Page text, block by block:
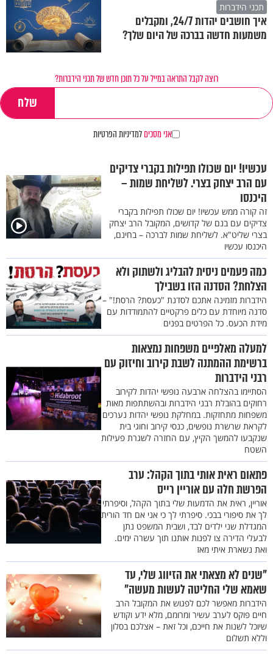
תכני הידברות
איך חושבים יהדות 24/7, ומקבלים
משמעות חדשה בברכה של היום שלך?
רוצה לקבל התראה במייל על כל תוכן חדש של תכני הידברות?
אני מסכיםלמדיניות הפרטיות
עכשיו! יום שכולו תפילות בקברי צדיקים
עם הרב יצחק בצרי. לשליחת שמות –
היכנסו
זה קורה ממש עכשיו! יום שכולו תפילות בקברי
צדיקים עם בנם של קדושים, המקובל הרב יצחק
בצרי שליט"א. לשליחת שמות לברכה – בחינם,
היכנסו עכשיו
כמה פעמים ניסית להבליג ולשתוק ולא
הצלחת? הסדנה הזו בשבילך
הידברות מזמינה אתכם לסדנת "כעסת? הרסת!" –
סדנה מיוחדת עם כלים פרקטיים להתמודדות עם
מידת הכעס. כל הפרטים בפנים
למעלה מאלפיים משפחות נמצאות
ברשימת ההמתנה לשבת קירוב וחיזוק עם
רבני הידברות
הסתיימו בהצלחה ארבעה נופשי יהדות לקירוב
רחוקים בהובלת רבני הידברות ובהשתתפות מאות
משפחות מתחזקות. במחלקת נופשי יהדות נערכים
לקראת שרשרת נופשים, כנסי קירוב וחוגי בית
שנקבעו להמשך הקיץ, עם החזרה לשגרת פעילות
השטח
פתאום ראית אותי בתוך הקהל: ערב
הפרשת חלה עם אוריין רייס
אוריין, ראית את הדמעות שלי בתוך הקהל, וסיפרתי
לך את סיפורי בבכי. סיפרתי לך כי אני אם חד הורית
המגדלת שני ילדים לבד, ושבית המשפט נתן
לבעלי הדירה צו לפנות אותנו תוך עשרה ימים.
ואת נשארת איתי מאז
"שנים לא מצאתי את הזיווג שלי, עד
שאמא שלי החליטה לעשות מעשה"
הידברות מאפשר לכם לפגוש את המקובל הרב
חיים פוקס לערב עשיר ומרומם, מלא ידע וקודש
שיוכל לשנות את חייכם, וכל זאת – אצלכם בסלון
וללא תשלום